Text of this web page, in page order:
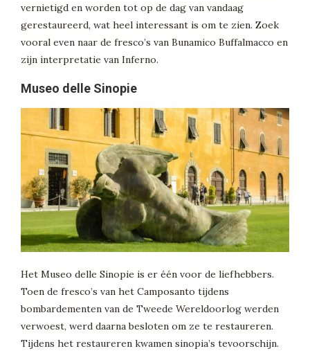
vernietigd en worden tot op de dag van vandaag
gerestaureerd, wat heel interessant is om te zien. Zoek
vooral even naar de fresco’s van Bunamico Buffalmacco en
zijn interpretatie van Inferno.
Museo delle Sinopie
Het Museo delle Sinopie is er één voor de liefhebbers.
Toen de fresco’s van het Camposanto tijdens
bombardementen van de Tweede Wereldoorlog werden
verwoest, werd daarna besloten om ze te restaureren.
Tijdens het restaureren kwamen sinopia’s tevoorschijn.